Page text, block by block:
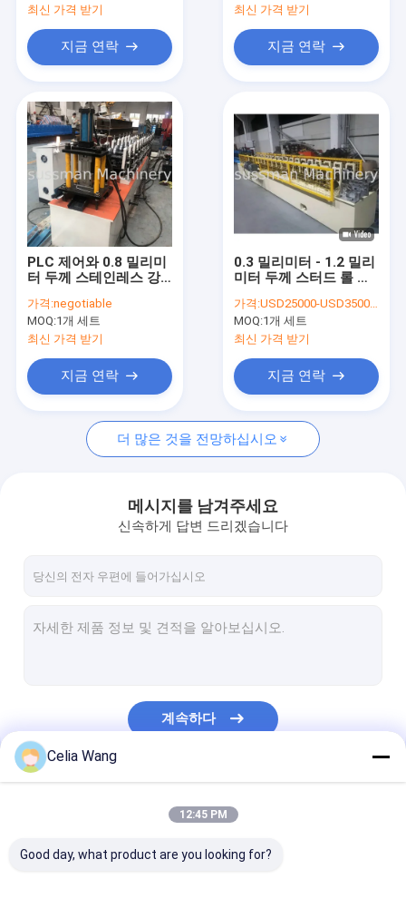
최신 가격 받기
지금 연락
최신 가격 받기
지금 연락
PLC 제어와 0.8 밀리미
터 두께 스테인레스 강
기
가격:negotiable
MOQ:1개 세트
최신 가격 받기
지금 연락
0.3 밀리미터 - 1.2 밀리
미터 두께 스터드 롤 포
가격:USD25000-USD35000 Per set
MOQ:1개 세트
최신 가격 받기
지금 연락
더 많은 것을 전망하십시오
메시지를 남겨주세요
신속하게 답변 드리겠습니다
계속하다
Celia Wang
12:45 PM
Good day, what product are you looking for?